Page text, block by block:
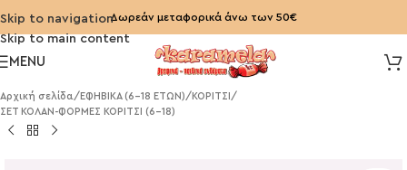
Skip to navigation
Skip to main content
Δωρεάν μεταφορικά άνω των 50€
MENU
Αρχική σελίδα/ ΕΦΗΒΙΚΑ (6-18 ΕΤΩΝ)/ ΚΟΡΙΤΣΙ /
ΣΕΤ ΚΟΛΑΝ-ΦΟΡΜΕΣ ΚΟΡΙΤΣΙ (6-18)